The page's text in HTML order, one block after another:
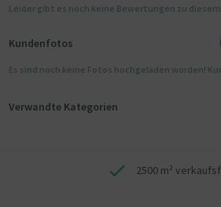
Leider gibt es noch keine Bewertungen zu
Kundenfotos
Es sind noch keine Fotos hochgeladen worden!
Verwandte Kategorien
2500 m²